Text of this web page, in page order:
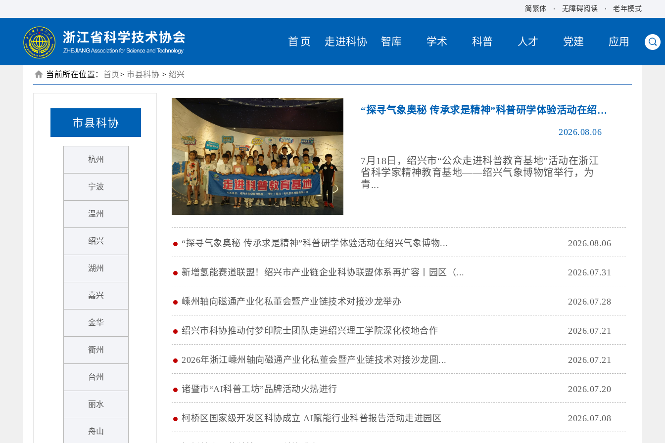
简繁体 无障碍阅读 老年模式
首页 走进科协 智库 学术 科普 人才 党建 应用
当前所在位置： 首页> 市县科协 > 绍兴
市县科协
杭州
宁波
温州
绍兴
湖州
嘉兴
金华
衢州
台州
丽水
舟山
“探寻气象奥秘 传承求是精神”科普研学体验活动在绍兴气象博物...
2026.08.06
7月18日，绍兴市“公众走进科普教育基地”活动在浙江
省科学家精神教育基地——绍兴气象博物馆举行，为
青...
“探寻气象奥秘 传承求是精神”科普研学体验活动在绍兴气象博物... 2026.08.06
新增氢能赛道联盟！绍兴市产业链企业科协联盟体系再扩容丨园区（... 2026.07.31
嵊州轴向磁通产业化私董会暨产业链技术对接沙龙举办 2026.07.28
绍兴市科协推动付梦印院士团队走进绍兴理工学院深化校地合作 2026.07.21
2026年浙江嵊州轴向磁通产业化私董会暨产业链技术对接沙龙圆... 2026.07.21
诸暨市“AI科普工坊”品牌活动火热进行 2026.07.20
柯桥区国家级开发区科协成立 AI赋能行业科普报告活动走进园区 2026.07.08